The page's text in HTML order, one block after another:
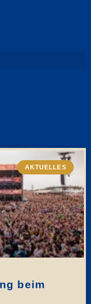
AKTUELLES
beim